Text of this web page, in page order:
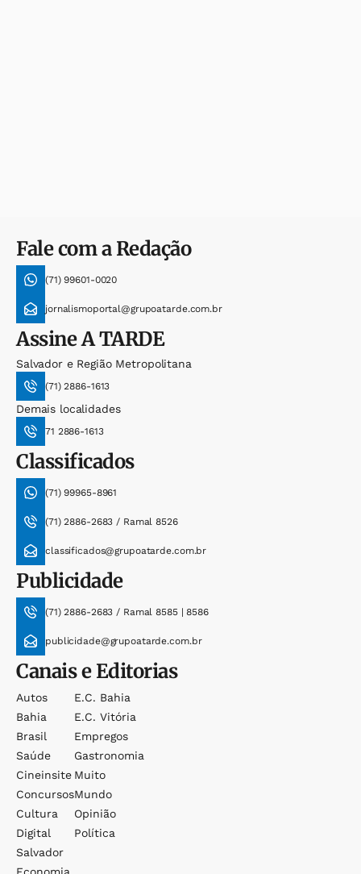
Fale com a Redação
(71) 99601-0020
jornalismoportal@grupoatarde.com.br
AssineA TARDE
Salvador e Região Metropolitana
(71) 2886-1613
Demais localidades
71 2886-1613
Classificados
(71) 99965-8961
(71) 2886-2683 / Ramal 8526
classificados@grupoatarde.com.br
Publicidade
(71) 2886-2683 / Ramal 8585 | 8586
publicidade@grupoatarde.com.br
Canais e Editorias
Autos
Bahia
Brasil
Saúde
Cineinsite
Concursos
Cultura
Digital
Salvador
E.c. Bahia
E.c. Vitória
Empregos
Gastronomia
Muito
Mundo
Opinião
Política